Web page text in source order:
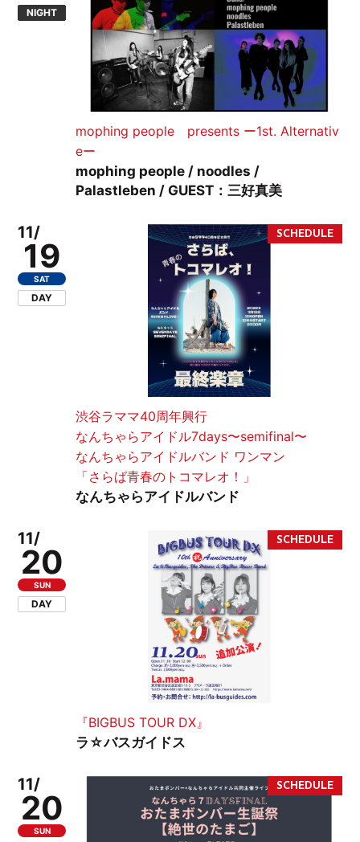
NIGHT
mophing people presents ー1st. Alternativ
eー
mophing people / noodles /
Palastleben / GUEST：三好真美
11/
19
SAT
DAY
渋谷ラママ40周年興行
なんちゃらアイドル7days〜semifinal〜
なんちゃらアイドルバンド ワンマン
「さらば青春のトコマレオ！」
なんちゃらアイドルバンド
11/
20
SUN
DAY
『BIGBUS TOUR DX』
ラ☆バスガイドス
11/
20
SUN